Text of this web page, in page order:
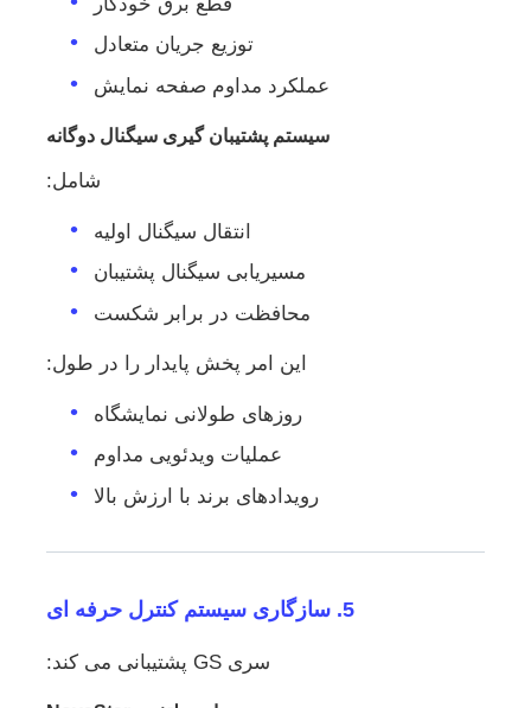
توزیع جریان متعادل
عملکرد مداوم صفحه نمایش
سیستم پشتیبان گیری سیگنال دوگانه
شامل:
انتقال سیگنال اولیه
مسیریابی سیگنال پشتیبان
محافظت در برابر شکست
این امر پخش پایدار را در طول:
روزهای طولانی نمایشگاه
عملیات ویدئویی مداوم
رویدادهای برند با ارزش بالا
5. سازگاری سیستم کنترل حرفه ای
سری GS پشتیبانی می کند: